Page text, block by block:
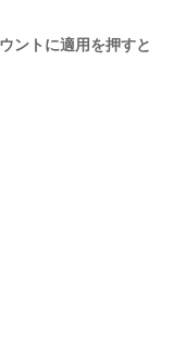
ントに適用を押すと